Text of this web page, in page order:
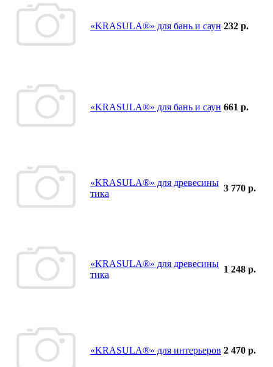
«KRASULA®» для бань и саун 232 р.
«KRASULA®» для бань и саун 661 р.
«KRASULA®» для древесины
тика
3 770 р.
«KRASULA®» для древесины
тика
1 248 р.
«KRASULA®» для интерьеров 2 470 р.